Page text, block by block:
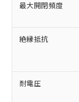
最大開閉頻度
絶縁抵抗
耐電圧
害物質
仕入先
いた
むを得
*EU
ミウム
六価ク
基準値
「×」
基準
「－」
Pb(鉛)